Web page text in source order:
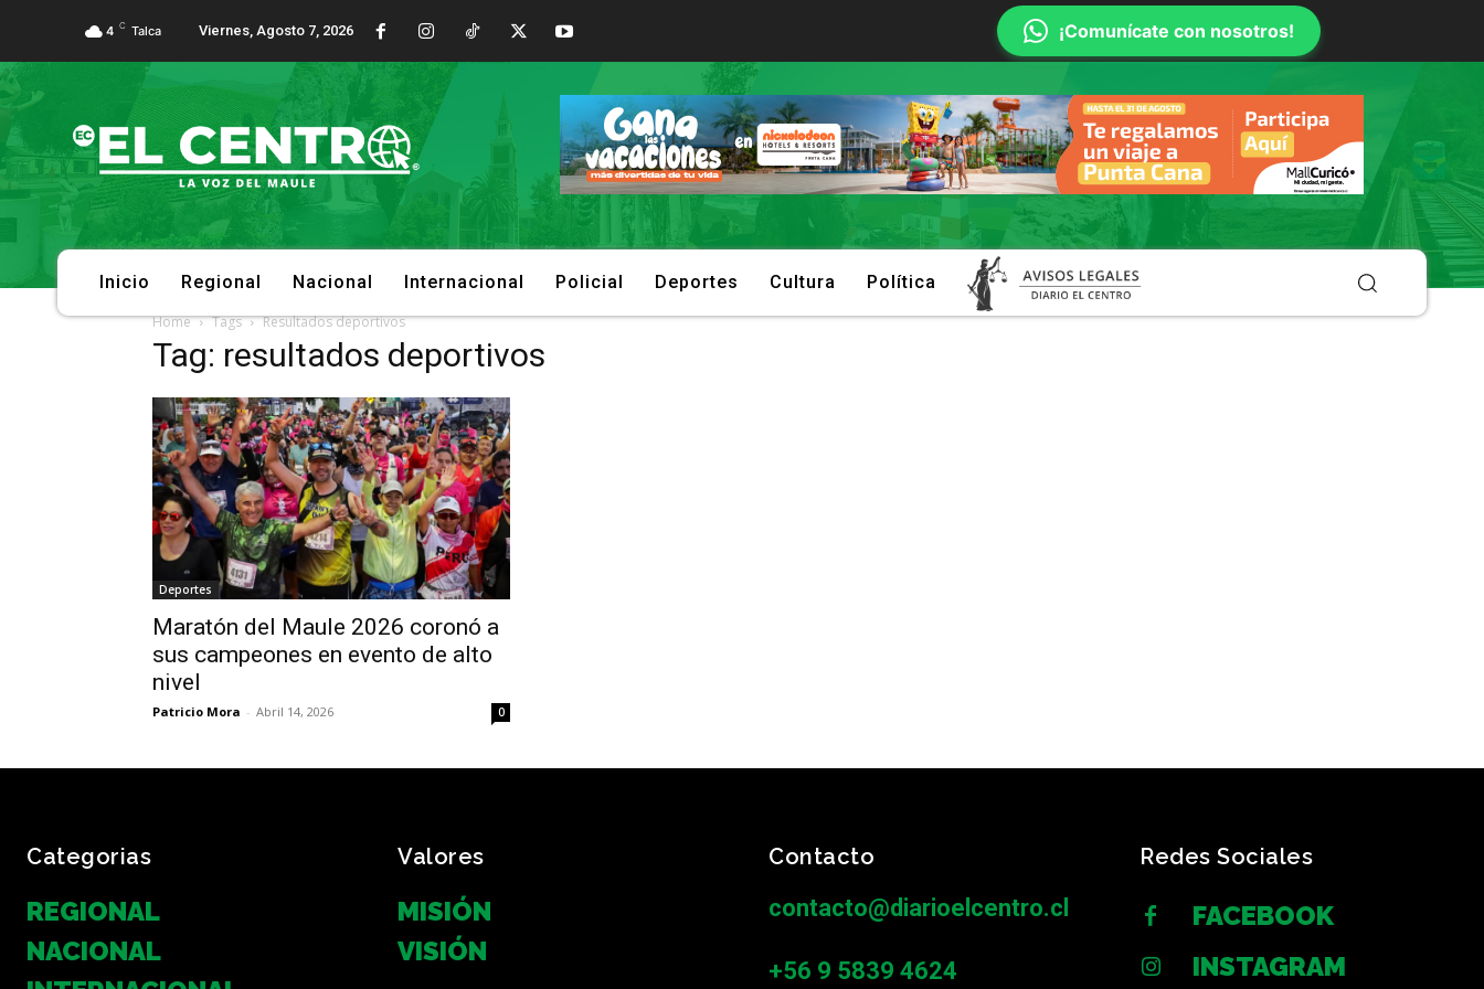
4 C Talca Viernes, Agosto 7, 2026 ¡Comunícate con nosotros!
Inicio Regional Nacional Internacional Policial Deportes Cultura Política
Home Tags Resultados deportivos
Tag: resultados deportivos
Deportes
Maratón del Maule 2026 coronó a
sus campeones en evento de alto
nivel
Patricio Mora - Abril 14, 2026 0
Categorias
REGIONAL
NACIONAL
Valores
MISIÓN
VISIÓN
Contacto
contacto@diarioelcentro.cl
+56 9 5839 4624
Redes Sociales
FACEBOOK
INSTAGRAM